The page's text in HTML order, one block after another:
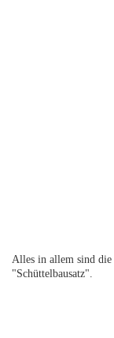
Alles in allem sind die
"Schüttelbausatz".